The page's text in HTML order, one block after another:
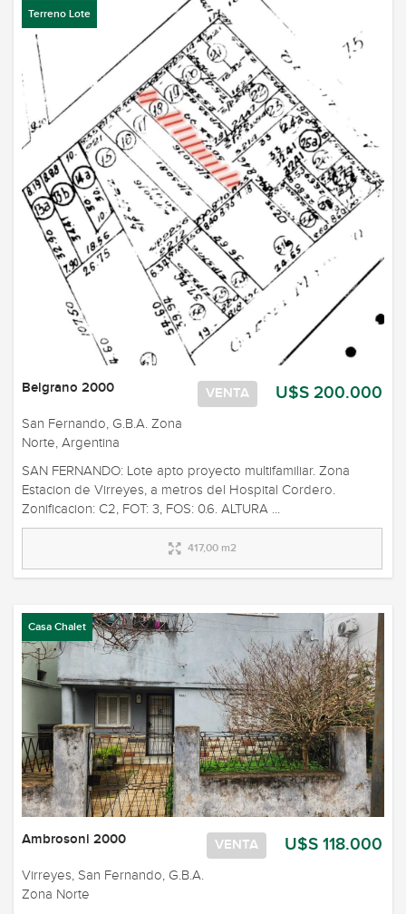
Terreno Lote
U$S 200.000
VENTA
Belgrano 2000
San Fernando, G.B.A. Zona
Norte, Argentina
SAN FERNANDO: Lote apto proyecto multifamiliar. Zona
Estacion de Virreyes, a metros del Hospital Cordero.
Zonificacion: C2, FOT: 3, FOS: 0.6. ALTURA ...
417,00 m2
Casa Chalet
U$S 118.000
VENTA
Ambrosoni 2000
Virreyes, San Fernando, G.B.A.
Zona Norte